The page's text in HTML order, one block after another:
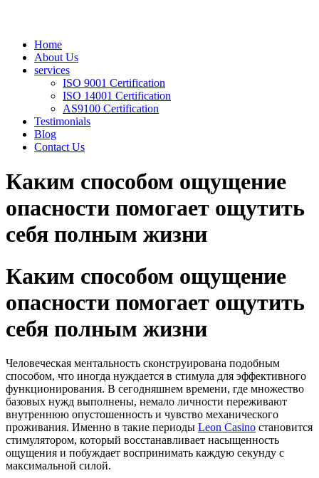
Home
About Us
services
ISO 9001 Certification
ISO 14001 Certification
AS9100 Certification
Testimonials
Blog
Contact Us
Каким способом ощущение
опасности помогает ощутить
себя полным жизни
Каким способом ощущение
опасности помогает ощутить
себя полным жизни
Человеческая ментальность сконструирована подобным
способом, что иногда нуждается в стимула для эффективного
функционирования. В сегодняшнем времени, где множество
базовых нужд выполнены, немало личности переживают
внутреннюю опустошенность и чувство механического
проживания. Именно в такие периоды Leon Casino становится
стимулятором, который восстанавливает насыщенность
ощущения и побуждает воспринимать каждую секунду с
максимальной силой.